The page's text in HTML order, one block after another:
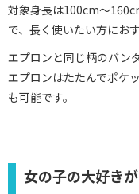
対象身長は100cm～
で、長く使いたい方にお
エプロンと同じ柄のバン
エプロンはたたんでポケ
も可能です。
女の子の大好き